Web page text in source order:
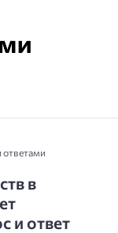
ответами
в
и ответ